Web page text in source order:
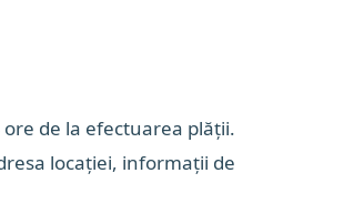
de la efectuarea plății.
locației, informații de